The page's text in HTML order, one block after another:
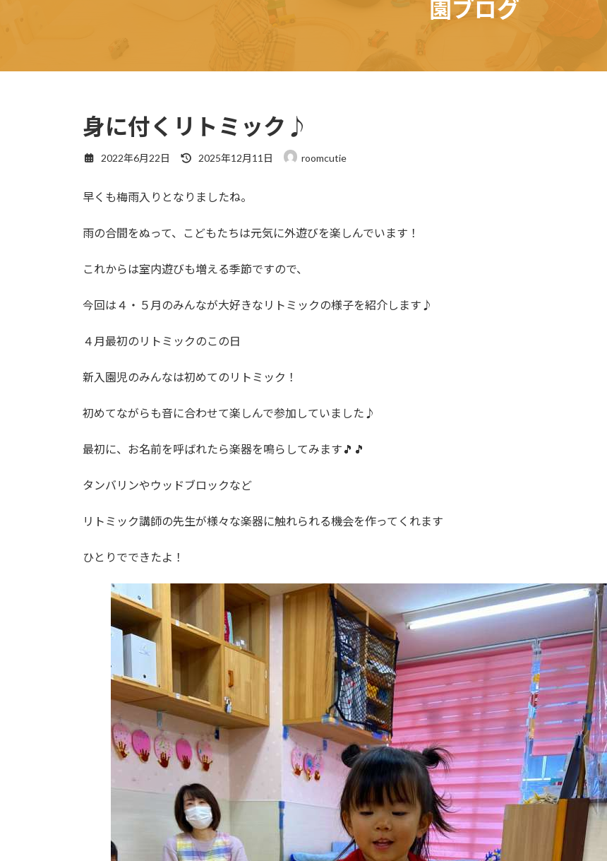
園ブログ
身に付くリトミック♪
2022年6月22日
最
新
:
2025年12月11日 roomcutie
早くも梅雨入りとなりましたね。
雨の合間をぬって、こどもたちは元気に外遊びを楽しんでいます！
これからは室内遊びも増える季節ですので、
今回は４・５月のみんなが大好きなリトミックの様子を紹介します♪
４月最初のリトミックのこの日
新入園児のみんなは初めてのリトミック！
初めてながらも音に合わせて楽しんで参加していました♪
最初に、お名前を呼ばれたら楽器を鳴らしてみます🎵🎵
タンバリンやウッドブロックなど
リトミック講師の先生が様々な楽器に触れられる機会を作ってくれます
ひとりでできたよ！